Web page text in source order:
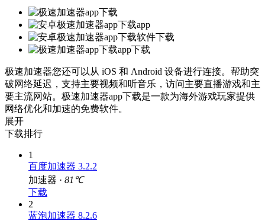
极速加速器您还可以从 iOS 和 Android 设备进行连接。帮助突
破网络延迟，支持主要视频和听音乐，访问主要直播游戏和主
要主流网站。极速加速器app下载是一款为海外游戏玩家提供
网络优化和加速的免费软件。
展开
下载排行
1
百度加速器 3.2.2
加速器 · 81℃
下载
2
蓝泡加速器 8.2.6